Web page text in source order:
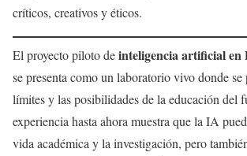
críticos, creativos y éticos.
El proyecto piloto deinteligencia artificial en
se presenta como un laboratorio vivo donde se
límites y las posibilidades de la educación del
experiencia hasta ahora muestra que la IA
vida académica y la investigación, pero